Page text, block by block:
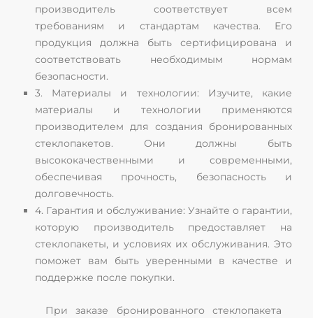
производитель соответствует всем
требованиям и стандартам качества. Его
продукция должна быть сертифицирована и
соответствовать необходимым нормам
безопасности.
3. Материалы и технологии: Изучите, какие
материалы и технологии применяются
производителем для создания бронированных
стеклопакетов. Они должны быть
высококачественными и современными,
обеспечивая прочность, безопасность и
долговечность.
4. Гарантия и обслуживание: Узнайте о гарантии,
которую производитель предоставляет на
стеклопакеты, и условиях их обслуживания. Это
поможет вам быть уверенными в качестве и
поддержке после покупки.
При заказе бронированного стеклопакета